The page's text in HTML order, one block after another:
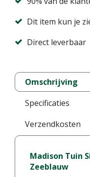
Dit item kun je
Direct leverbaar
Omschrijving
Specificaties
Verzendkosten
Madison Tuin
Zeeblauw